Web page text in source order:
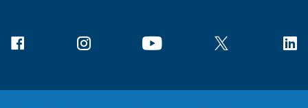
Facebook Instagram YouTube X